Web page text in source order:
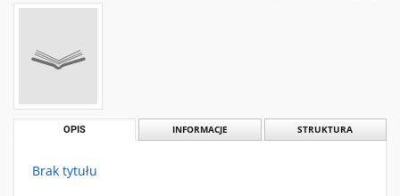
OPIS INFORMACJE STRUKTURA
Brak tytułu